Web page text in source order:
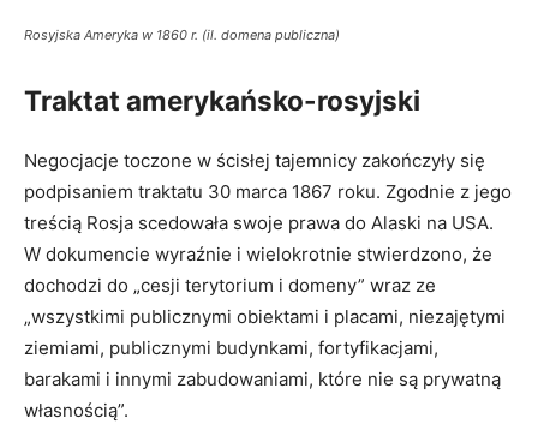
Rosyjska Ameryka w 1860 r. (il. domena publiczna)
Traktat amerykańsko-rosyjski
Negocjacje toczone w ścisłej tajemnicy zakończyły się
podpisaniem traktatu 30 marca 1867 roku. Zgodnie z jego
treścią Rosja scedowała swoje prawa do Alaski na USA.
W dokumencie wyraźnie i wielokrotnie stwierdzono, że
dochodzi do „cesji terytorium i domeny” wraz ze
„wszystkimi publicznymi obiektami i placami, niezajętymi
ziemiami, publicznymi budynkami, fortyfikacjami,
barakami i innymi zabudowaniami, które nie są prywatną
własnością”.